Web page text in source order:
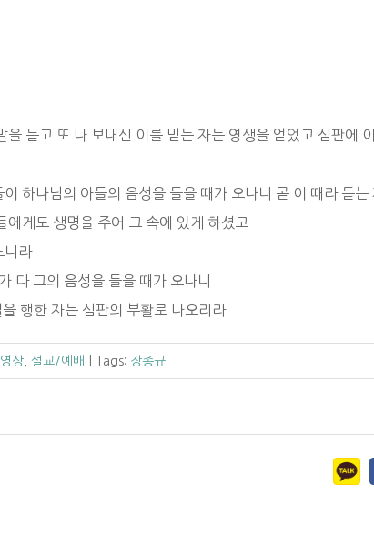
듣고 또 나 보내신 이를 믿는 자는 영생을 얻었고 심판에
하나님의 아들의 음성을 들을 때가 오나니 곧 이 때라 듣는
게도 생명을 주어 그 속에 있게 하셨고
니라
다 그의 음성을 들을 때가 오나니
행한 자는 심판의 부활로 나오리라
상 설교/예배 Tags: 장종규